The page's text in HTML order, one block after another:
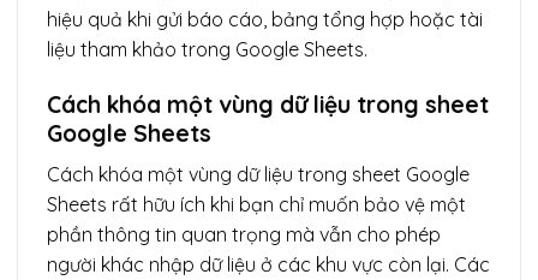
hiệu quả khi gửi báo cáo, bảng tổng hợp hoặc tài
liệu tham khảo trong Google Sheets.
Cách khóa một vùng dữ liệu trong sheet
Google Sheets
Cách khóa một vùng dữ liệu trong sheet Google
Sheets rất hữu ích khi bạn chỉ muốn bảo vệ một
phần thông tin quan trọng mà vẫn cho phép
người khác nhập dữ liệu ở các khu vực còn lại. Các